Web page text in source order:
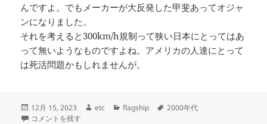
んですよ。でもメーカーが大反発した甲斐あってオジャ
ンになりました。
それを考えると300km/h規制って狭い日本にとってはあ
って無いようなものですよね。アメリカの人達にとって
は死活問題かもしれませんが。
投
稿
12月 15, 2023
作
etc
カ
flagship
タ
2000年代
第五世代 -since 2000年代- に
コメントを残す